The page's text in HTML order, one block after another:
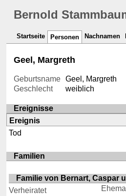
Bernold
Startseite Personen Nachnamen
Geel, Margreth
Geburtsname Geel, Margreth
Geschlecht
weiblich
Ereignisse
Ereignis
Tod
Familien
Familie von Bernart, Caspar
Verheiratet